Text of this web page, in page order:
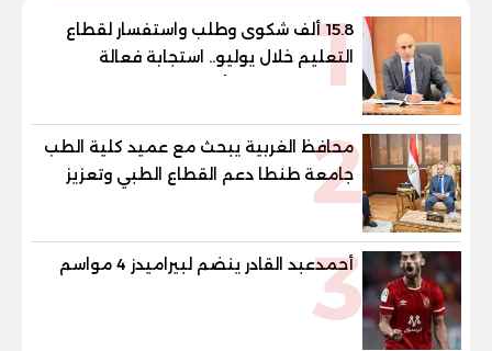
115.8 ألف شكوى وطلب واستفسار لقطاع
التعليم خلال يوليو.. استجابة فعالة
لشكاوى الطلاب وأولياء الأمور
2
محافظ الغربية يبحث مع عميد كلية الطب
جامعة طنطا دعم القطاع الطبي وتعزيز
الاستفادة من الخبرات الأكاديمية
3
أحمدعبد القادر ينضم لبيراميدز 4 مواسم